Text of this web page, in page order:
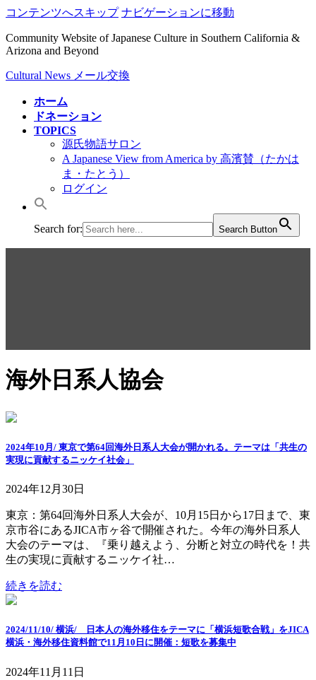
コンテンツへスキップ ナビゲーションに移動
Community Website of Japanese Culture in Southern California &
Arizona and Beyond
Cultural News メール交換
ホーム
ドネーション
TOPICS
源氏物語サロン
A Japanese View from America by 高濱賛（たかは
ま・たとう）
ログイン
Search for: Search Button
海外日系人協会
2024年10月/ 東京で第64回海外日系人大会が開かれる。テーマは「共生の
実現に貢献するニッケイ社会」
2024年12月30日
東京：第64回海外日系人大会が、10月15日から17日まで、東
京市谷にあるJICA市ヶ谷で開催された。今年の海外日系人
大会のテーマは、『乗り越えよう、分断と対立の時代を！共
生の実現に貢献するニッケイ社…
続きを読む
2024/11/10/ 横浜/ 日本人の海外移住をテーマに「横浜短歌合戦」をJICA
横浜・海外移住資料館で11月10日に開催：短歌を募集中
2024年11月11日